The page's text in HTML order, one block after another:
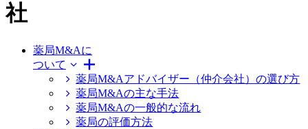
社
薬局M&Aに
ついて
薬局M&Aアドバイザー（仲介会社）の選び方
薬局M&Aの主な手法
薬局M&Aの一般的な流れ
薬局の評価方法